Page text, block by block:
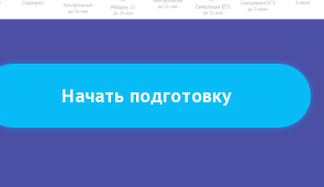
Начать подготовку